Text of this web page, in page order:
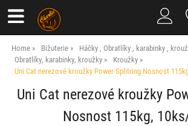
Home Bižuterie
Háčky , Obratlíky , karabinky ,
Obratlíky, karabinky, kroužky
Kroužky
Uni Cat nerezové kroužky Power Splitring Nosnost
Uni Cat nerezové kroužky
Nosnost 115kg,